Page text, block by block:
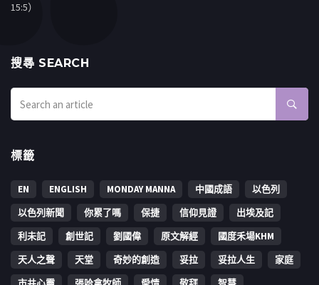
15:5）
搜㝷 SEARCH
標籤
EN ENGLISH MONDAY MANNA 中國成語
以色列
以色列新聞
你累了嗎 保捷 信仰見證
出埃及記
利未記
創世記 劉國偉 原文解經
國度禾場KHM
天人之聲
天堂 奇妙的創造 妥拉 妥拉人生
家庭